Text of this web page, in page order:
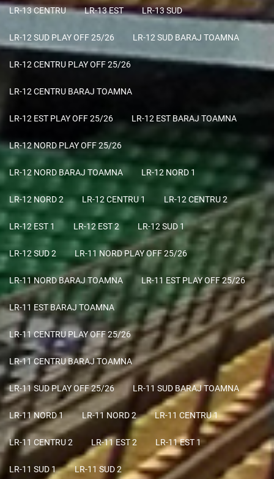
LR-13 CENTRU LR-13 EST LR-13 SUD
LR-12 SUD PLAY OFF 25/26 LR-12 SUD BARAJ TOAMNA
LR-12 CENTRU PLAY OFF 25/26
LR-12 CENTRU BARAJ TOAMNA
LR-12 EST PLAY OFF 25/26 LR-12 EST BARAJ TOAMNA
LR-12 NORD PLAY OFF 25/26
LR-12 NORD BARAJ TOAMNA LR-12 NORD 1
LR-12 NORD 2 LR-12 CENTRU 1 LR-12 CENTRU 2
LR-12 EST 1 LR-12 EST 2 LR-12 SUD 1
LR-12 SUD 2 LR-11 NORD PLAY OFF 25/26
LR-11 NORD BARAJ TOAMNA LR-11 EST PLAY OFF 25/26
LR-11 EST BARAJ TOAMNA
LR-11 CENTRU PLAY OFF 25/26
LR-11 CENTRU BARAJ TOAMNA
LR-11 SUD PLAY OFF 25/26 LR-11 SUD BARAJ TOAMNA
LR-11 NORD 1 LR-11 NORD 2 LR-11 CENTRU 1
LR-11 CENTRU 2 LR-11 EST 2 LR-11 EST 1
LR-11 SUD 1 LR-11 SUD 2